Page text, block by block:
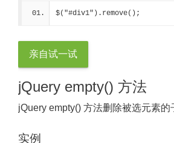
$("#div1").remove();
亲自试一试
jQuery empty() 方法
jQuery empty() 方法删除被选元素的
实例